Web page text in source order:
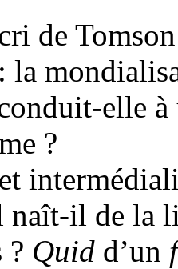
de
la
elle à
?
il de la
? Quid d’un